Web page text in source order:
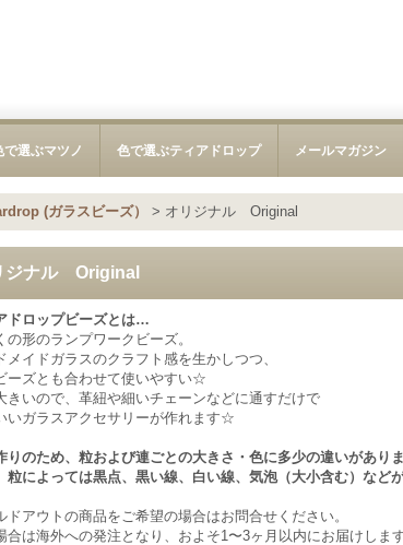
で選ぶマツノ 色で選ぶティアドロップ メールマガジン
(ガラスビーズ） > オリジナル Original
ジナル Original
ドロップビーズとは…
の形のランプワークビーズ。
メイドガラスのクラフト感を生かしつつ、
ーズとも合わせて使いやすい☆
きいので、革紐や細いチェーンなどに通すだけで
いガラスアクセサリーが作れます☆
りのため、粒および連ごとの大きさ・色に多少の違いがありま
粒によっては黒点、黒い線、白い線、気泡（大小含む）など
ドアウトの商品をご希望の場合はお問合せください。
合は海外への発注となり、およそ1〜3ヶ月以内にお届けします